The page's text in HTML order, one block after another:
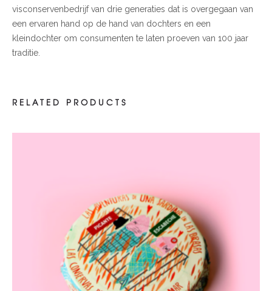
visconservenbedrijf van drie generaties dat is overgegaan van
een ervaren hand op de hand van dochters en een
kleindochter om consumenten te laten proeven van 100 jaar
traditie.
RELATED PRODUCTS